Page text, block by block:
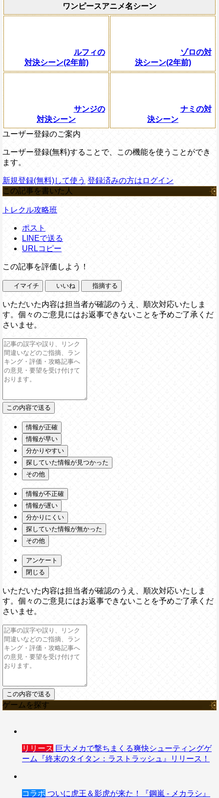
ワンピースアニメ名シーン
ルフィの
対決シーン(2年前)
ゾロの対
決シーン(2年前)
サンジの
対決シーン
ナミの対
決シーン
ユーザー登録のご案内
ユーザー登録(無料)することで、この機能を使うことができ
ます。
新規登録(無料)して使う 登録済みの方はログイン
この記事を書いた人
トレクル攻略班
ポスト
LINEで送る
URLコピー
この記事を評価しよう！
イマイチ いいね 指摘する
いただいた内容は担当者が確認のうえ、順次対応いたしま
す。個々のご意見にはお返事できないことを予めご了承くだ
さいませ。
情報が正確
情報が早い
分かりやすい
探していた情報が見つかった
その他
情報が不正確
情報が遅い
分かりにくい
探していた情報が無かった
その他
アンケート
閉じる
いただいた内容は担当者が確認のうえ、順次対応いたしま
す。個々のご意見にはお返事できないことを予めご了承くだ
さいませ。
ゲームを探す
リリース 巨大メカで撃ちまくる爽快シューティングゲ
ーム『終末のタイタン：ラストラッシュ』リリース！
コラボ ついに虎王＆影虎が来た！『鋼嵐 - メカラシ』